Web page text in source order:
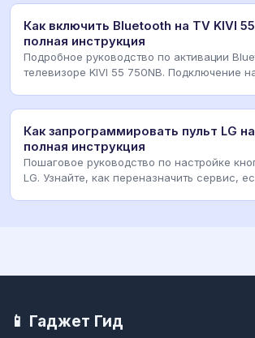
Как включить Bluetooth на TV KIVI
полная инструкция
Подробное руководство по активации
телевизоре KIVI 55 750NB. Подключение
Как запрограммировать пульт LG
полная инструкция
Пошаговое руководство по настройке
LG. Узнайте, как переназначить сервис,
📱 Гаджет Гид